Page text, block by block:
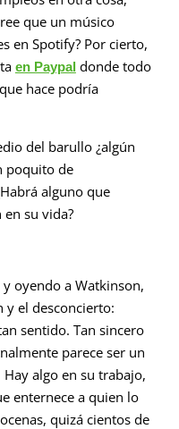
que un músico
en Spotify? Por cierto,
en Paypaldonde todo
hace podría
del barullo ¿algún
poquito de
alguno que
su vida?
oyendo a Watkinson,
el desconcierto:
sentido. Tan sincero
parece ser un
algo en su trabajo,
enternece a quien lo
quizá cientos de